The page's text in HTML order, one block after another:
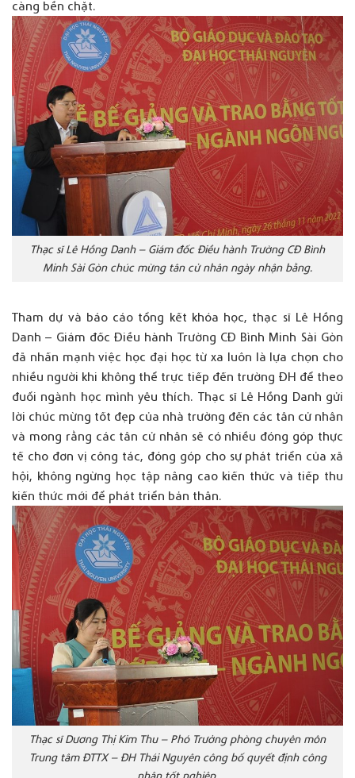
càng bền chặt.
Thạc sĩ Lê Hồng Danh – Giám đốc Điều hành Trường CĐ Bình
Minh Sài Gòn chúc mừng tân cử nhân ngày nhận bằng.
Tham dự và báo cáo tổng kết khóa học, thạc sĩ Lê Hồng
Danh – Giám đốc Điều hành Trường CĐ Bình Minh Sài Gòn
đã nhấn mạnh việc học đại học từ xa luôn là lựa chọn cho
nhiều người khi không thể trực tiếp đến trường ĐH để theo
đuổi ngành học mình yêu thích. Thạc sĩ Lê Hồng Danh gửi
lời chúc mừng tốt đẹp của nhà trường đến các tân cử nhân
và mong rằng các tân cử nhân sẽ có nhiều đóng góp thực
tế cho đơn vị công tác, đóng góp cho sự phát triển của xã
hội, không ngừng học tập nâng cao kiến thức và tiếp thu
kiến thức mới để phát triển bản thân.
Thạc sĩ Dương Thị Kim Thu – Phó Trưởng phòng chuyên môn
Trung tâm ĐTTX – ĐH Thái Nguyên công bố quyết định công